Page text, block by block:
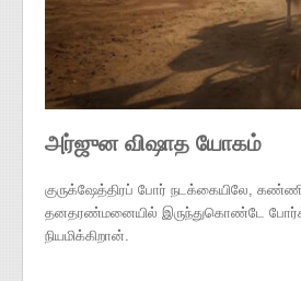
அர்ஜுன விஷாத யோகம்
குருக்ஷேத்திரப் போர் நடக்கையிலே,
தனதரண்மனையில் இருந்துகொண்டே
நியமிக்கிறான்.